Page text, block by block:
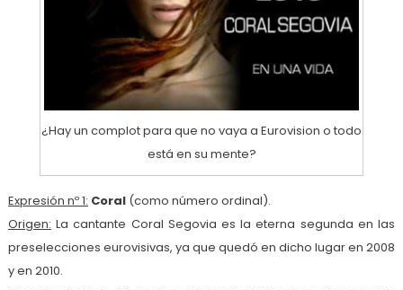
¿Hay un complot para que no vaya a Eurovision o todo
está en su mente?
Expresión nº 1: Coral(como número ordinal).
Origen: La cantante Coral Segovia es la eterna segunda en las
preselecciones eurovisivas, ya que quedó en dicho lugar en 2008
y en 2010.